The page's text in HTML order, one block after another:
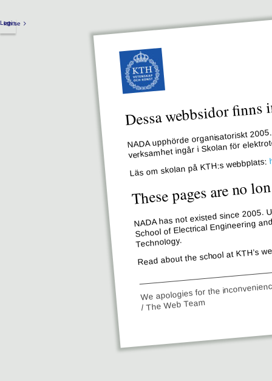
kth.se
Login
Dessa webbsidor
NADA upphörde organisatoriskt
verksamhet ingår i Skolan för
Läs om skolan på KTH:s webbplats:
These pages are no
NADA has not existed since
School of Electrical Engineering
Technology.
Read about the school at KTH’s
We apologies for the
/ The Web Team